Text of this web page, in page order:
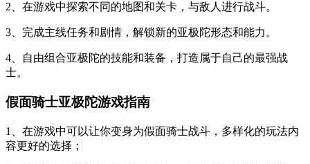
2、在游戏中探索不同的地图和关卡，与敌人进行战斗。
3、完成主线任务和剧情，解锁新的亚极陀形态和能力。
4、自由组合亚极陀的技能和装备，打造属于自己的最强战
士。
假面骑士亚极陀游戏指南
1、在游戏中可以让你变身为假面骑士战斗，多样化的玩法内
容更好的选择；